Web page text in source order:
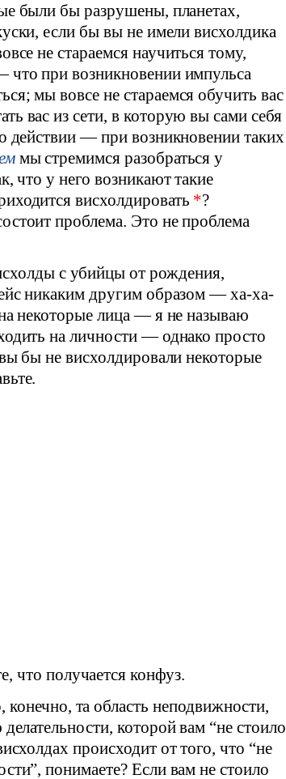
были бы разрушены, планетах,
если бы вы не имели висхолдика
не стараемся научиться тому,
при возникновении импульса
мы вовсе не стараемся обучить вас
вас из сети, в которую вы сами себя
действии — при возникновении таких
мы стремимся разобраться у
что у него возникают такие
висхолдировать *?
проблема. Это не проблема
с убийцы от рождения,
никаким другим образом — ха-ха-
некоторые лица — я не называю
на личности — однако просто
бы не висхолдировали некоторые
что получается конфуз.
та область неподвижности,
которой вам “не стоило
происходит от того, что “не
понимаете? Если вам не стоило